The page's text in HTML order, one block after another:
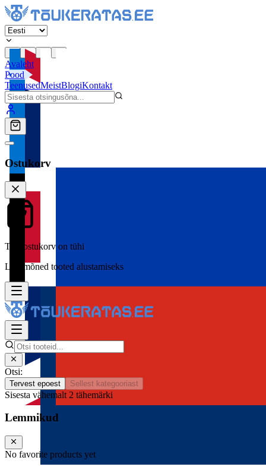
Avaleht
Pood
TeenusedMeistBlogiKontakt
Ostukorv
Teie ostukorv on tühi
Lisa mõned tooted alustamiseks
Otsi:
Tervest epoest Sellest kategooriast
Sisesta vähemalt 2 tähemärki
Lemmikud
No favorite products yet